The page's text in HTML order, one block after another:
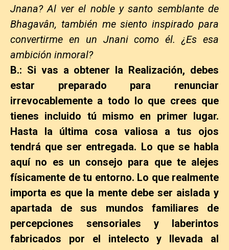
Jnana? Al ver el noble y santo semblante de
Bhagavân, también me siento inspirado para
convertirme en un Jnani como él. ¿Es esa
ambición inmoral?
B.: Si vas a obtener la Realización, debes
estar preparado para renunciar
irrevocablemente a todo lo que crees que
tienes incluido tú mismo en primer lugar.
Hasta la última cosa valiosa a tus ojos
tendrá que ser entregada. Lo que se habla
aquí no es un consejo para que te alejes
físicamente de tu entorno. Lo que realmente
importa es que la mente debe ser aislada y
apartada de sus mundos familiares de
percepciones sensoriales y laberintos
fabricados por el intelecto y llevada al